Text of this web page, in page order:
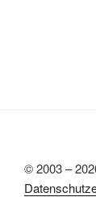
© 2003 –